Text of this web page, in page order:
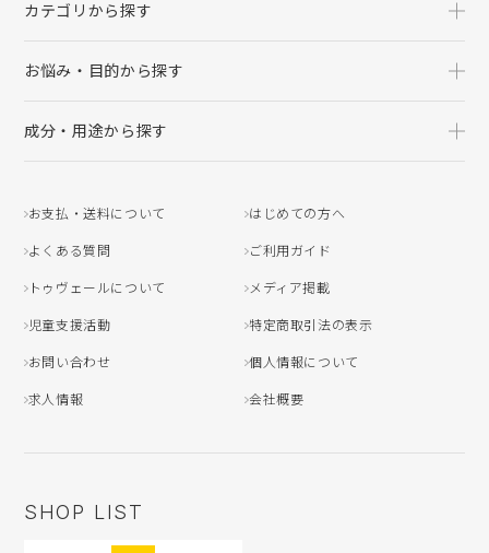
カテゴリから探す
お悩み・目的から探す
成分・用途から探す
お支払・送料について はじめての方へ
よくある質問 ご利用ガイド
トゥヴェールについて メディア掲載
児童支援活動 特定商取引法の表示
お問い合わせ 個人情報について
求人情報 会社概要
SHOP LIST